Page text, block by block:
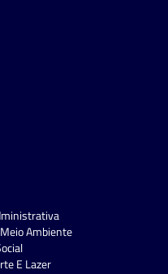
Ambiente
E Lazer